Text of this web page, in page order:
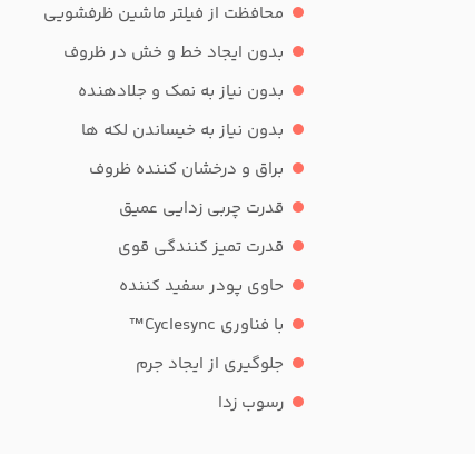
محافظت از فیلتر ماشین ظرفشویی
بدون ایجاد خط و خش در ظروف
بدون نیاز به نمک و جلادهنده
بدون نیاز به خیساندن لکه ها
براق و درخشان کننده ظروف
قدرت چربی زدایی عمیق
قدرت تمیز کنندگی قوی
حاوی پودر سفید کننده
با فناوری Cyclesync™
جلوگیری از ایجاد جرم
رسوب زدا